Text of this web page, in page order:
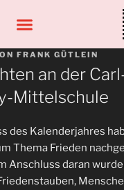
FRANK GÜTLEIN
an der
Mittelschule
des Kalenderjahres
Thema Frieden
Anschluss daran